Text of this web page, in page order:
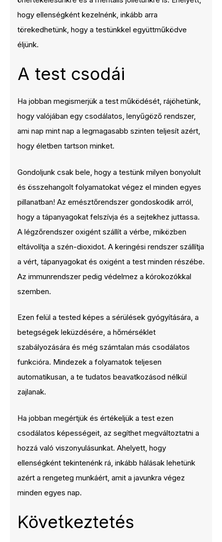
hogy ellenségként kezelnénk, inkább arra
törekedhetünk, hogy a testünkkel együttműködve
éljünk.
A test csodái
Ha jobban megismerjük a test működését, rájöhetünk,
hogy valójában egy csodálatos, lenyűgöző rendszer,
ami nap mint nap a legmagasabb szinten teljesít azért,
hogy életben tartson minket.
Gondoljunk csak bele, hogy a testünk milyen bonyolult
és összehangolt folyamatokat végez el minden egyes
pillanatban! Az emésztőrendszer gondoskodik arról,
hogy a tápanyagokat felszívja és a sejtekhez juttassa.
A légzőrendszer oxigént szállít a vérbe, miközben
eltávolítja a szén-dioxidot. A keringési rendszer szállítja
a vért, tápanyagokat és oxigént a test minden részébe.
Az immunrendszer pedig védelmez a kórokozókkal
szemben.
Ezen felül a tested képes a sérülések gyógyítására, a
betegségek leküzdésére, a hőmérséklet
szabályozására és még számtalan más csodálatos
funkcióra. Mindezek a folyamatok teljesen
automatikusan, a te tudatos beavatkozásod nélkül
zajlanak.
Ha jobban megértjük és értékeljük a test ezen
csodálatos képességeit, az segíthet megváltoztatni a
hozzá való viszonyulásunkat. Ahelyett, hogy
ellenségként tekintenénk rá, inkább hálásak lehetünk
azért a rengeteg munkáért, amit a javunkra végez
minden egyes nap.
Következtetés